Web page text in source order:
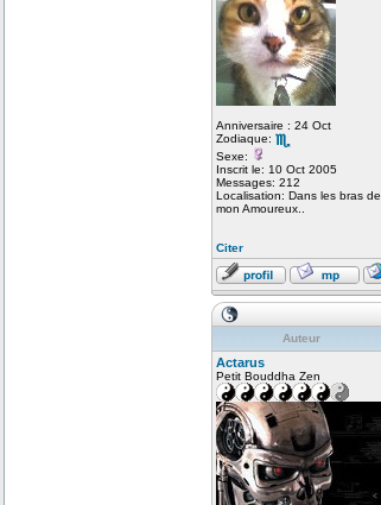
Anniversaire : 24 Oct
Zodiaque:
Sexe:
Inscrit le: 10 Oct 2005
Messages: 212
Localisation: Dans les bras de
mon Amoureux..
Citer
Auteur
Actarus
Petit Bouddha Zen